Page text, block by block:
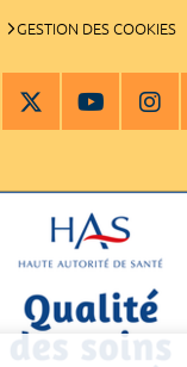
GESTION DES COOKIES